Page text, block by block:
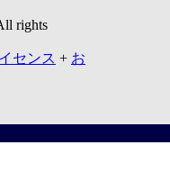
rights
センス + お